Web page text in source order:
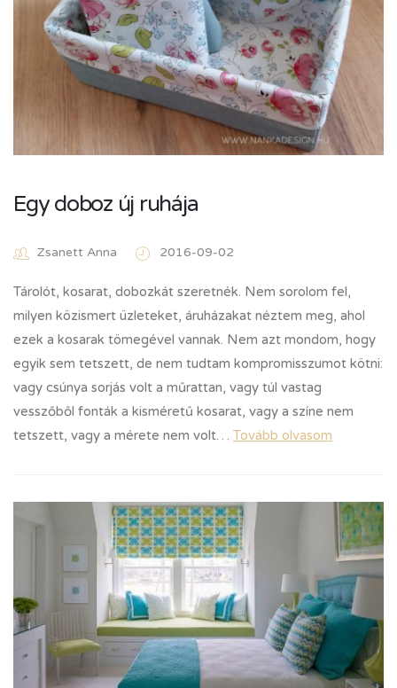
Egy doboz új ruhája
Zsanett Anna 2016-09-02
Tárolót, kosarat, dobozkát szeretnék. Nem sorolom fel,
milyen közismert üzleteket, áruházakat néztem meg, ahol
ezek a kosarak tömegével vannak. Nem azt mondom, hogy
egyik sem tetszett, de nem tudtam kompromisszumot kötni:
vagy csúnya sorjás volt a műrattan, vagy túl vastag
vesszőből fonták a kisméretű kosarat, vagy a színe nem
tetszett, vagy a mérete nem volt… Tovább olvasom